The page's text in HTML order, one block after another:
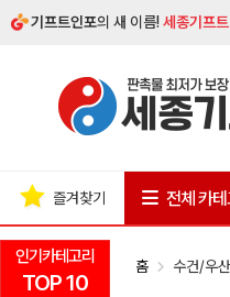
기프트인포의 새 이름!세종기프트
인기카테고리
TOP 10
즐겨찾기 전체 카테
홈 수건/우